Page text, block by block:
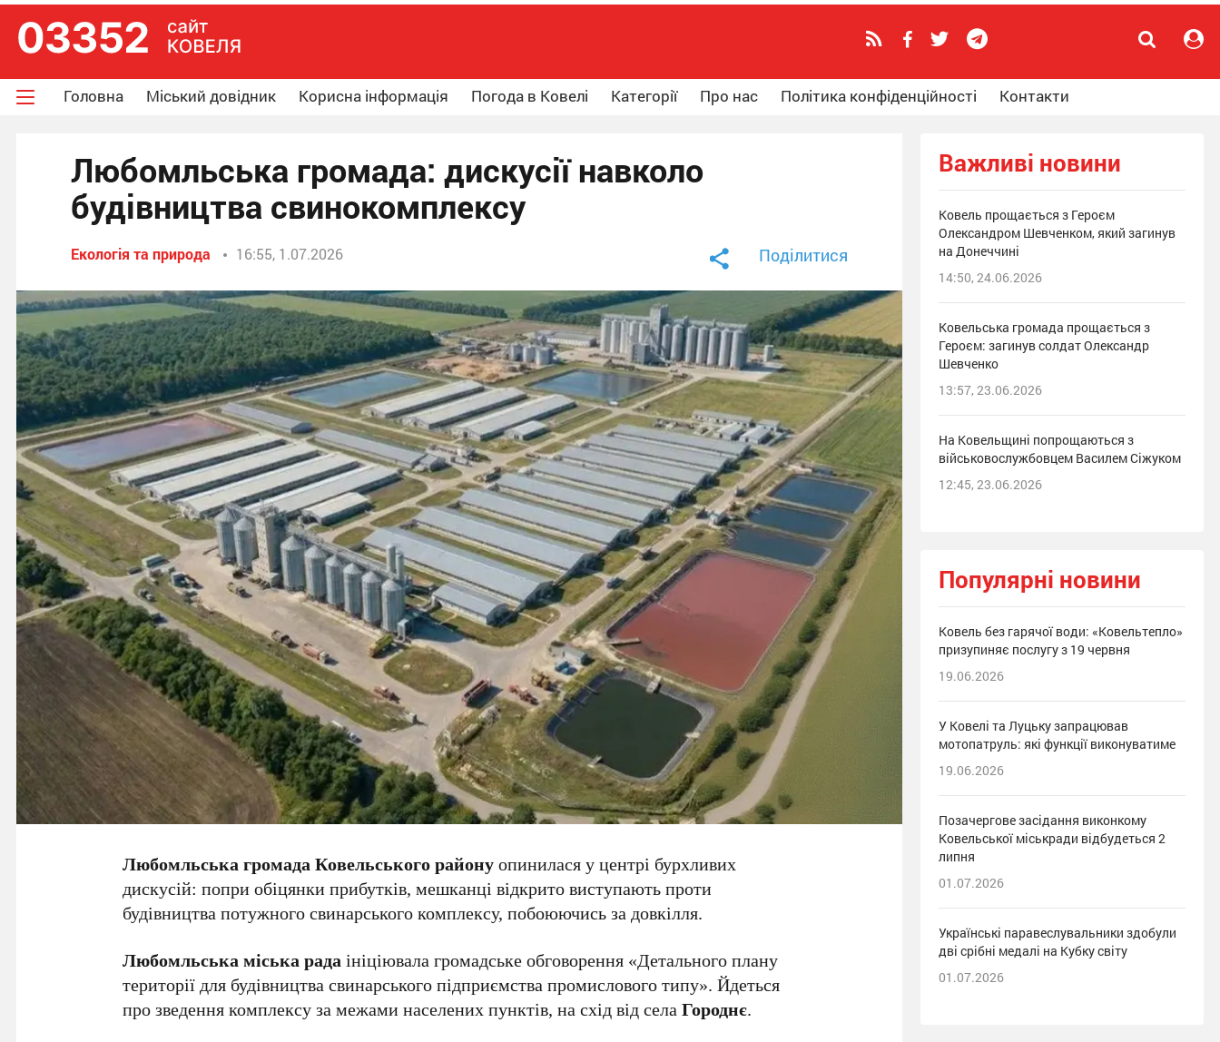
Головна Міський довідник Корисна інформація Погода в Ковелі Категорії Про нас Політика конфіденційності Контакти
Любомльська громада: дискусії навколо
будівництва свинокомплексу
Екологія та природа 16:55, 1.07.2026 Поділитися
Любомльська громадаКовельського районуопинилася у центрі бурхливих
дискусій: попри обіцянки прибутків, мешканці відкрито виступають проти
будівництва потужного свинарського комплексу, побоюючись за довкілля.
Любомльська міська радаініціювала громадське обговорення «Детального плану
території для будівництва свинарського підприємства промислового типу». Йдеться
про зведення комплексу за межами населених пунктів, на схід від селаГороднє.
Важливі новини
Ковель прощається з Героєм
Олександром Шевченком, який загинув
на Донеччині
14:50, 24.06.2026
Ковельська громада прощається з
Героєм: загинув солдат Олександр
Шевченко
13:57, 23.06.2026
На Ковельщині попрощаються з
військовослужбовцем Василем Сіжуком
12:45, 23.06.2026
Популярні новини
Ковель без гарячої води: «Ковельтепло»
призупиняє послугу з 19 червня
19.06.2026
У Ковелі та Луцьку запрацював
мотопатруль: які функції виконуватиме
19.06.2026
Позачергове засідання виконкому
Ковельської міськради відбудеться 2
липня
01.07.2026
Українські паравеслувальники здобули
дві срібні медалі на Кубку світу
01.07.2026